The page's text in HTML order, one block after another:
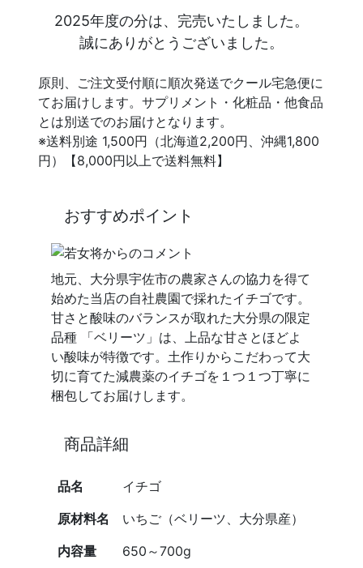
2025年度の分は、完売いたしました。
誠にありがとうございました。
原則、ご注文受付順に順次発送でクール宅急便に
てお届けします。サプリメント・化粧品・他食品
とは別送でのお届けとなります。
※送料別途 1,500円（北海道2,200円、沖縄1,800
円）【8,000円以上で送料無料】
おすすめポイント
地元、大分県宇佐市の農家さんの協力を得て
始めた当店の自社農園で採れたイチゴです。
甘さと酸味のバランスが取れた大分県の限定
品種 「ベリーツ」は、上品な甘さとほどよ
い酸味が特徴です。土作りからこだわって大
切に育てた減農薬のイチゴを１つ１つ丁寧に
梱包してお届けします。
商品詳細
品名
イチゴ
原材料名
いちご（ベリーツ、大分県産）
内容量
650～700g